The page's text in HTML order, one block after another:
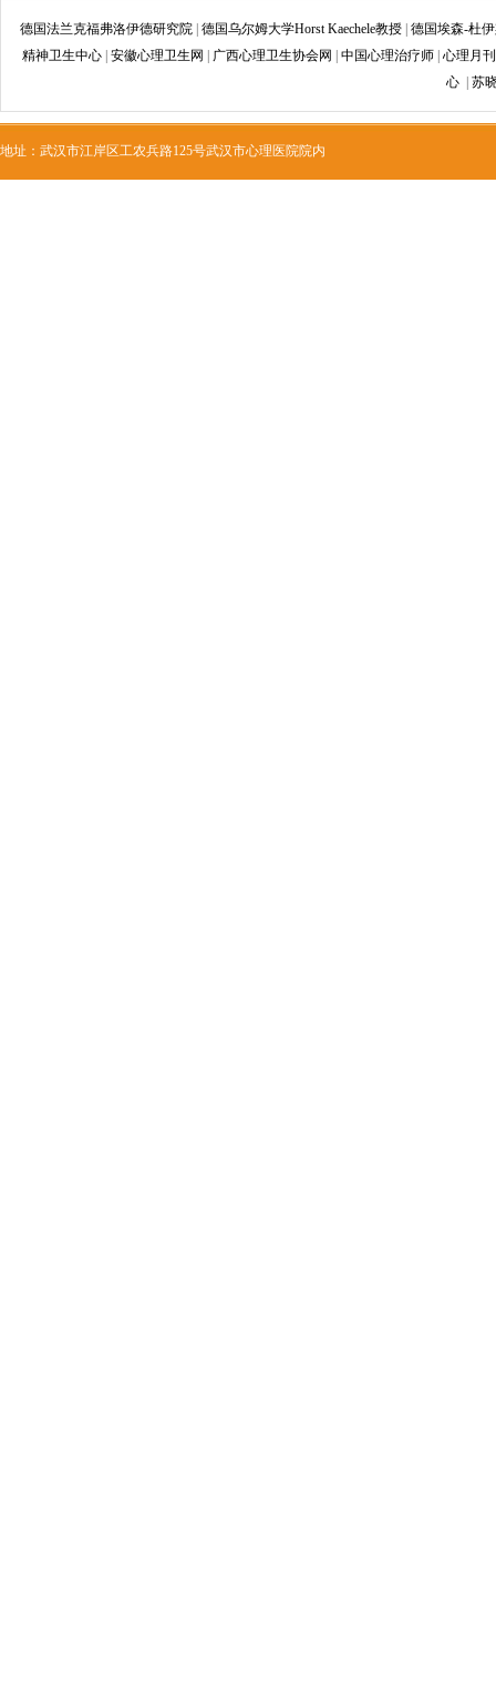
德国法兰克福弗洛伊德研究院 德国乌尔姆大学Horst Kaechele教授 德国埃森-杜
精神卫生中心 安徽心理卫生网 广西心理卫生协会网 中国心理治疗师 心理月
心
苏
地址：武汉市江岸区工农兵路125号武汉市心理医院院内